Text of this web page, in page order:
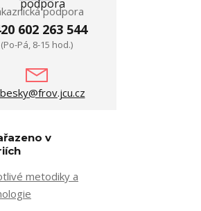
podpora
602 263 544
(Po-Pá, 8-15 hod.)
v
metodiky a